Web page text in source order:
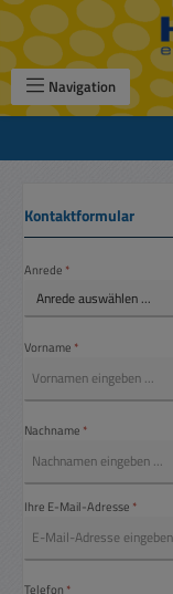
Zum Hauptinhalt springen
Navigation
Kontaktformular
Anrede *
Vorname *
Nachname *
Ihre E-Mail-Adresse *
Telefon *